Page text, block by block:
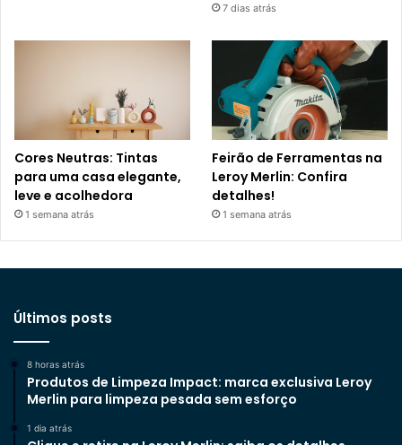
7 dias atrás
Cores Neutras: Tintas
para uma casa elegante,
leve e acolhedora
1 semana atrás
Feirão de Ferramentas na
Leroy Merlin: Confira
detalhes!
1 semana atrás
Últimos posts
8 horas atrás
Produtos de Limpeza Impact: marca exclusiva Leroy
Merlin para limpeza pesada sem esforço
1 dia atrás